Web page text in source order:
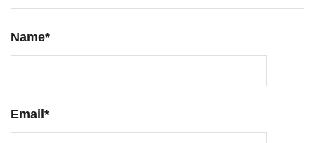
Name*
Email *